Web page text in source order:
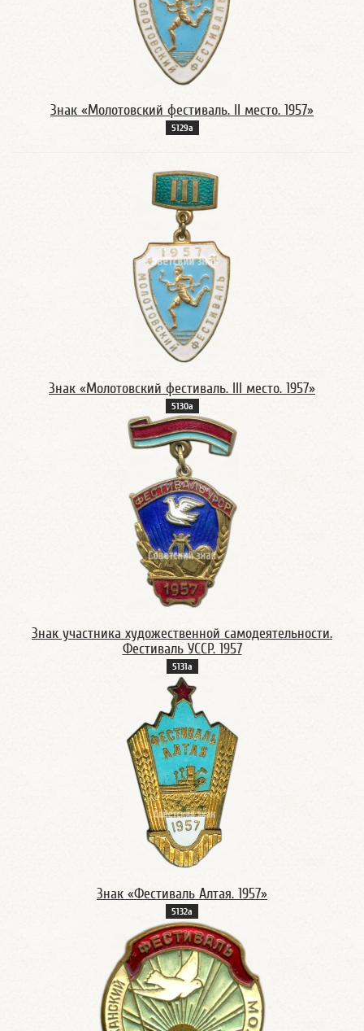
Знак «Молотовский фестиваль. II место. 1957»
5129а
Знак «Молотовский фестиваль. III место. 1957»
5130а
Знак участника художественной самодеятельности.
Фестиваль УССР. 1957
5131а
Знак «Фестиваль Алтая. 1957»
5132а